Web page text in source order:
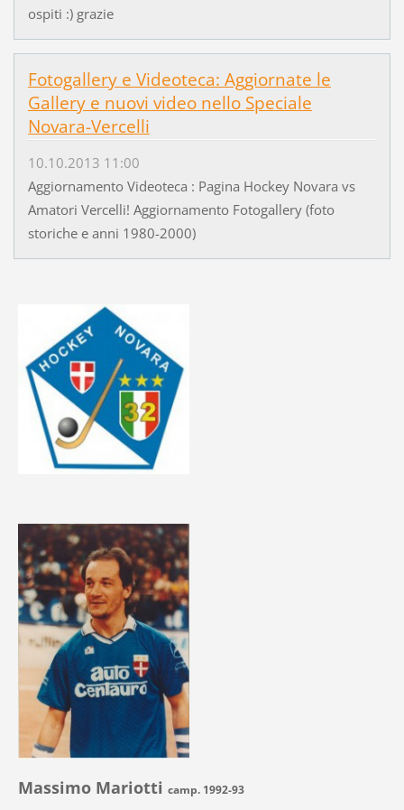
ospiti :) grazie
Fotogallery e Videoteca: Aggiornate le
Gallery e nuovi video nello Speciale
Novara-Vercelli
10.10.2013 11:00
Aggiornamento Videoteca : Pagina Hockey Novara vs
Amatori Vercelli! Aggiornamento Fotogallery (foto
storiche e anni 1980-2000)
Massimo Mariotti camp. 1992-93